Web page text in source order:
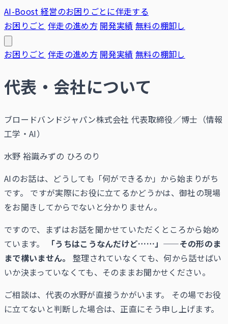
AI-Boost 経営のお困りごとに伴走する
お困りごと 伴走の進め方 開発実績 無料の棚卸し
お困りごと 伴走の進め方 開発実績 無料の棚卸し
代表・会社について
ブロードバンドジャパン株式会社 代表取締役／博士（情報
工学・AI）
水野 裕識みずの ひろのり
AIのお話は、どうしても「何ができるか」から始まりがち
です。 ですが実際にお役に立てるかどうかは、御社の現場
をお聞きしてからでないと分かりません。
ですので、まずはお話を聞かせていただくところから始め
ています。
「うちはこうなんだけど……」——その形のま
まで構いません。
整理されていなくても、何から話せばい
いか決まっていなくても、そのままお聞かせください。
ご相談は、代表の水野が直接うかがいます。 その場でお役
に立てないと判断した場合は、正直にそう申し上げます。